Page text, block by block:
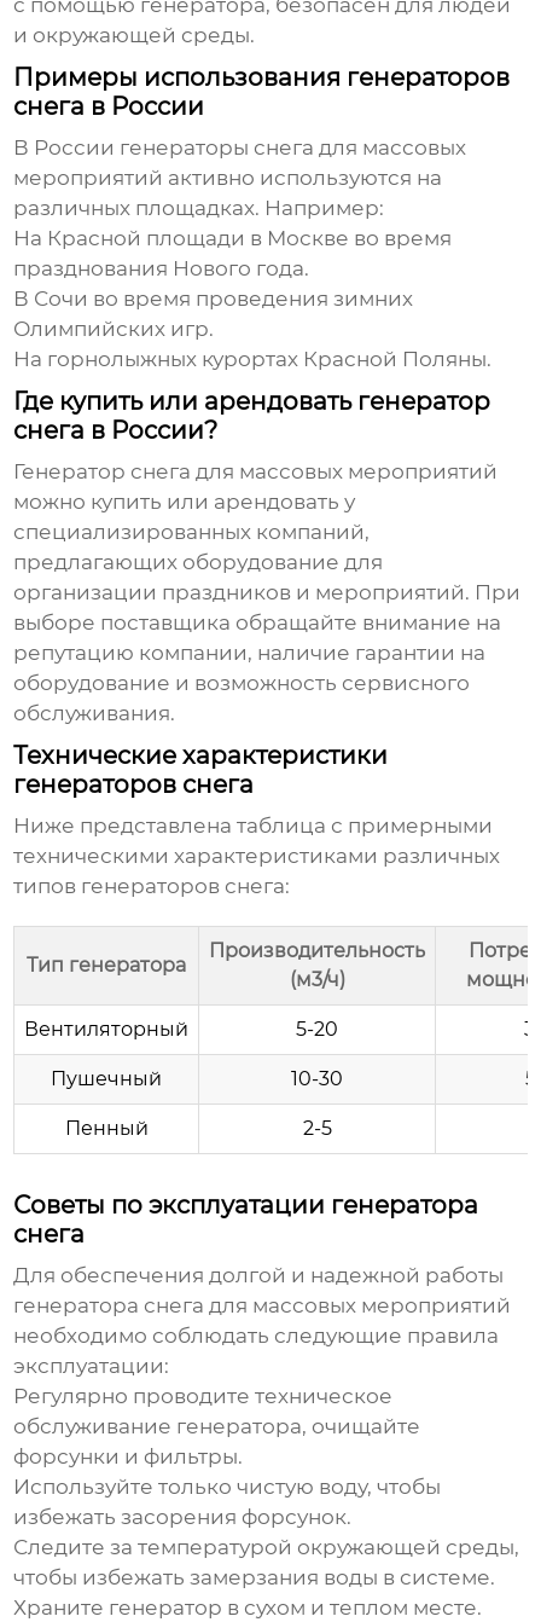
с помощью генератора, безопасен для людей
и окружающей среды.
Примеры использования генераторов
снега в России
В России генераторы снега для массовых
мероприятий активно используются на
различных площадках. Например:
На Красной площади в Москве во время
празднования Нового года.
В Сочи во время проведения зимних
Олимпийских игр.
На горнолыжных курортах Красной Поляны.
Где купить или арендовать генератор
снега в России?
Генератор снега для массовых мероприятий
можно купить или арендовать у
специализированных компаний,
предлагающих оборудование для
организации праздников и мероприятий. При
выборе поставщика обращайте внимание на
репутацию компании, наличие гарантии на
оборудование и возможность сервисного
обслуживания.
Технические характеристики
генераторов снега
Ниже представлена таблица с примерными
техническими характеристиками различных
типов генераторов снега:
Тип генератора
Производительность
(м3/ч)
Вентиляторный 5-20
Пушечный 10-30
Пенный 2-5
Советы по эксплуатации генератора
снега
Для обеспечения долгой и надежной работы
генератора снега для массовых мероприятий
необходимо соблюдать следующие правила
эксплуатации:
Регулярно проводите техническое
обслуживание генератора, очищайте
форсунки и фильтры.
Используйте только чистую воду, чтобы
избежать засорения форсунок.
Следите за температурой окружающей среды,
чтобы избежать замерзания воды в системе.
Храните генератор в сухом и теплом месте.